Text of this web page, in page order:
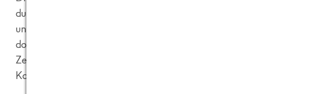
durchblicken. Ebenso schwierig ist es inzwischen sich bei
und Gütesiegeln zurechtzufinden. Oft wissen Konsumenten gar
dort gepflegten Standards und Hintergründe. Auch angekündigte
Zertifizierungsstellen tragen wahrscheinlich nicht unbedingt zum
Konsumenten bei.